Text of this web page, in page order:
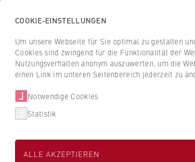
zur
Startseite
der
HWR
Berlin
INa
Institut für Nachhaltigkeit der
Aktuelles
COOKIE-EINSTELLUNGEN
Um unsere Webseite für Sie optimal zu gestalten
Cookies sind zwingend für die Funktionalität der
Nutzungsverhalten anonym auszuwerten, um die
einen Link im unteren Seitenbereich jederzeit zu
Notwendige Cookies
Statistik
ALLE AKZEPTIEREN